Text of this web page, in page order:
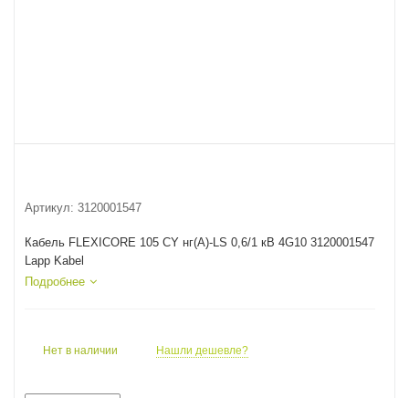
Артикул: 3120001547
Кабель FLEXICORE 105 CY нг(А)-LS 0,6/1 кВ 4G10 3120001547
Lapp Kabel
Подробнее
Нет в наличии Нашли дешевле?